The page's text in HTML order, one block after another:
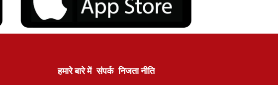
हमारे बारे में संपर्क निजता नीति